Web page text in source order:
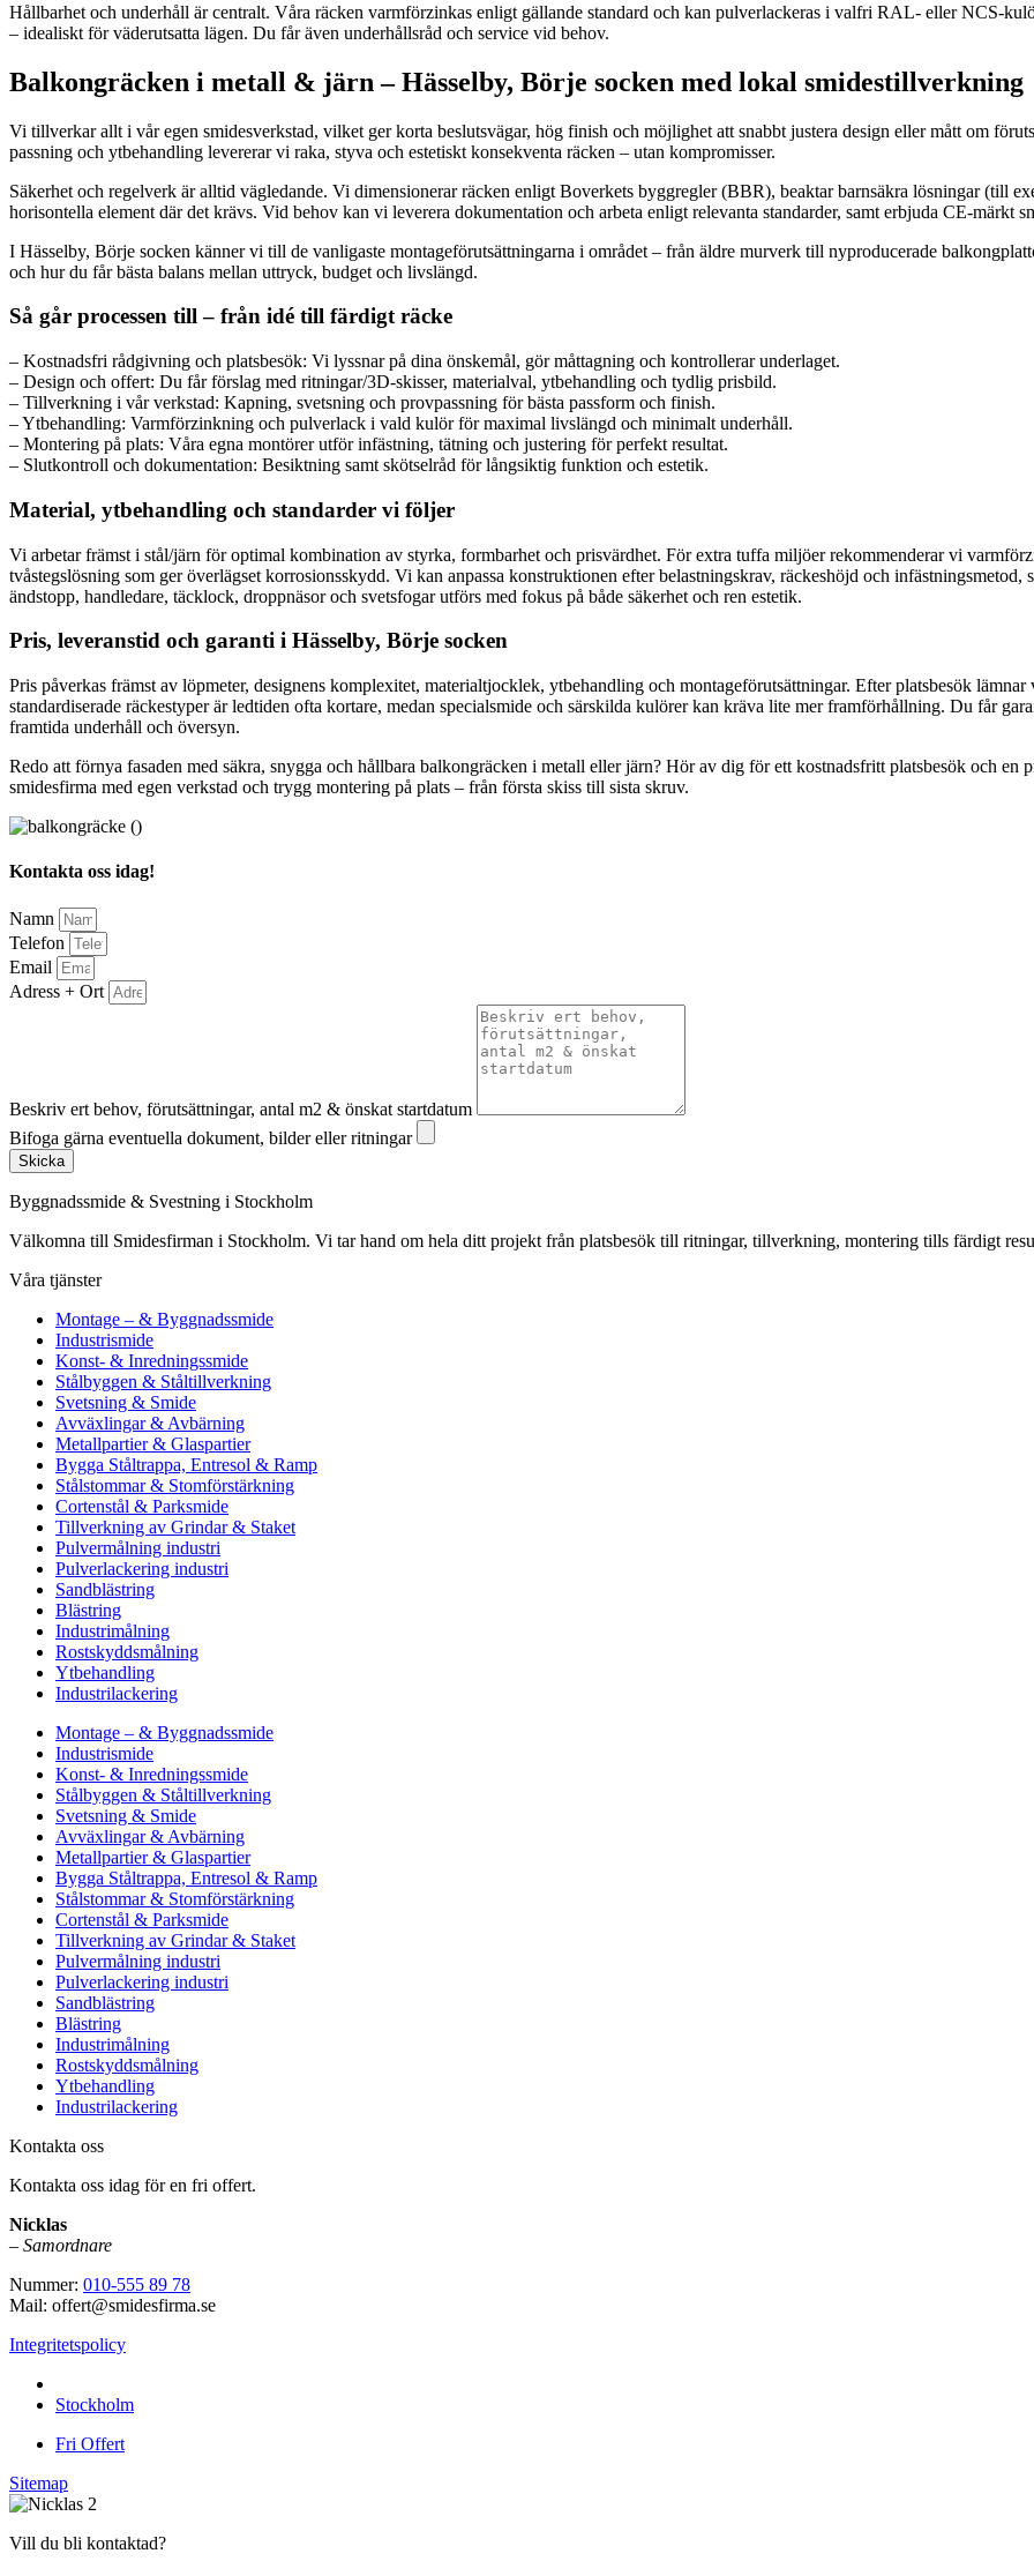
Hållbarhet och underhåll är centralt. Våra räcken varmförzinkas enligt gällande standard och kan pulverlackeras i valfri RAL- eller NCS-
– idealiskt för väderutsatta lägen. Du får även underhållsråd och service vid behov.
Balkongräcken i metall & järn – Hässelby, Börje socken med lokal smidestillverkning
Vi tillverkar allt i vår egen smidesverkstad, vilket ger korta beslutsvägar, hög finish och möjlighet att snabbt justera design eller mått om
passning och ytbehandling levererar vi raka, styva och estetiskt konsekventa räcken – utan kompromisser.
Säkerhet och regelverk är alltid vägledande. Vi dimensionerar räcken enligt Boverkets byggregler (BBR), beaktar barnsäkra lösningar (till
horisontella element där det krävs. Vid behov kan vi leverera dokumentation och arbeta enligt relevanta standarder, samt erbjuda CE-märkt
I Hässelby, Börje socken känner vi till de vanligaste montageförutsättningarna i området – från äldre murverk till nyproducerade
och hur du får bästa balans mellan uttryck, budget och livslängd.
Så går processen till – från idé till färdigt räcke
– Kostnadsfri rådgivning och platsbesök: Vi lyssnar på dina önskemål, gör måttagning och kontrollerar underlaget.
– Design och offert: Du får förslag med ritningar/3D-skisser, materialval, ytbehandling och tydlig prisbild.
– Tillverkning i vår verkstad: Kapning, svetsning och provpassning för bästa passform och finish.
– Ytbehandling: Varmförzinkning och pulverlack i vald kulör för maximal livslängd och minimalt underhåll.
– Montering på plats: Våra egna montörer utför infästning, tätning och justering för perfekt resultat.
– Slutkontroll och dokumentation: Besiktning samt skötselråd för långsiktig funktion och estetik.
Material, ytbehandling och standarder vi följer
Vi arbetar främst i stål/järn för optimal kombination av styrka, formbarhet och prisvärdhet. För extra tuffa miljöer rekommenderar vi
tvåstegslösning som ger överlägset korrosionsskydd. Vi kan anpassa konstruktionen efter belastningskrav, räckeshöjd och
ändstopp, handledare, täcklock, droppnäsor och svetsfogar utförs med fokus på både säkerhet och ren estetik.
Pris, leveranstid och garanti i Hässelby, Börje socken
Pris påverkas främst av löpmeter, designens komplexitet, materialtjocklek, ytbehandling och montageförutsättningar. Efter platsbesök
standardiserade räckestyper är ledtiden ofta kortare, medan specialsmide och särskilda kulörer kan kräva lite mer framförhållning. Du får
framtida underhåll och översyn.
Redo att förnya fasaden med säkra, snygga och hållbara balkongräcken i metall eller järn? Hör av dig för ett kostnadsfritt platsbesök och
smidesfirma med egen verkstad och trygg montering på plats – från första skiss till sista skruv.
Kontakta oss idag!
Namn
Telefon
Email
Adress + Ort
Beskriv ert behov, förutsättningar, antal m2 & önskat startdatum
Bifoga gärna eventuella dokument, bilder eller ritningar
Skicka
Byggnadssmide & Svestning i Stockholm
Välkomna till Smidesfirman i Stockholm. Vi tar hand om hela ditt projekt från platsbesök till ritningar, tillverkning, montering tills färdigt
Våra tjänster
Montage – & Byggnadssmide
Industrismide
Konst- & Inredningssmide
Stålbyggen & Ståltillverkning
Svetsning & Smide
Avväxlingar & Avbärning
Metallpartier & Glaspartier
Bygga Ståltrappa, Entresol & Ramp
Stålstommar & Stomförstärkning
Cortenstål & Parksmide
Tillverkning av Grindar & Staket
Pulvermålning industri
Pulverlackering industri
Sandblästring
Blästring
Industrimålning
Rostskyddsmålning
Ytbehandling
Industrilackering
Montage – & Byggnadssmide
Industrismide
Konst- & Inredningssmide
Stålbyggen & Ståltillverkning
Svetsning & Smide
Avväxlingar & Avbärning
Metallpartier & Glaspartier
Bygga Ståltrappa, Entresol & Ramp
Stålstommar & Stomförstärkning
Cortenstål & Parksmide
Tillverkning av Grindar & Staket
Pulvermålning industri
Pulverlackering industri
Sandblästring
Blästring
Industrimålning
Rostskyddsmålning
Ytbehandling
Industrilackering
Kontakta oss
Kontakta oss idag för en fri offert.
Nicklas
– Samordnare
Nummer: 010-555 89 78
Mail: offert@smidesfirma.se
Integritetspolicy
Stockholm
Fri Offert
Sitemap
Vill du bli kontaktad?